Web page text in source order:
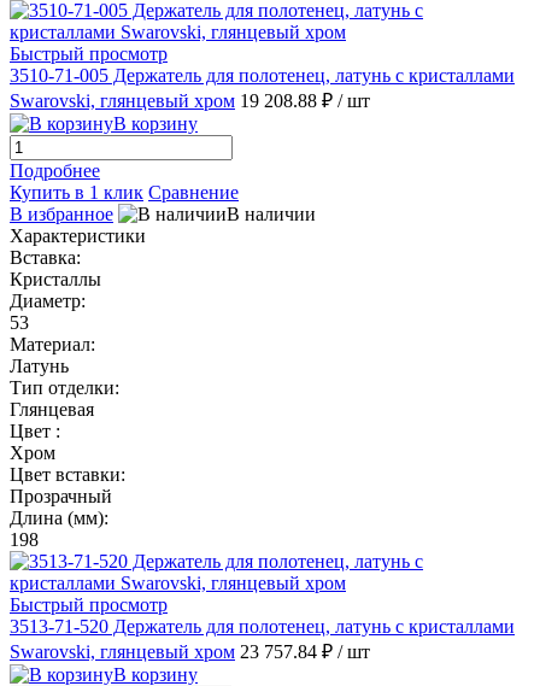
Быстрый просмотр
3510-71-005 Держатель для полотенец, латунь с кристаллами
Swarovski, глянцевый хром 19 208.88 ₽ / шт
В корзину
Подробнее
Купить в 1 клик Сравнение
В избранное
В наличии
Характеристики
Вставка:
Кристаллы
Диаметр:
53
Материал:
Латунь
Тип отделки:
Глянцевая
Цвет :
Хром
Цвет вставки:
Прозрачный
Длина (мм):
198
Быстрый просмотр
3513-71-520 Держатель для полотенец, латунь с кристаллами
Swarovski, глянцевый хром 23 757.84 ₽ / шт
В корзину